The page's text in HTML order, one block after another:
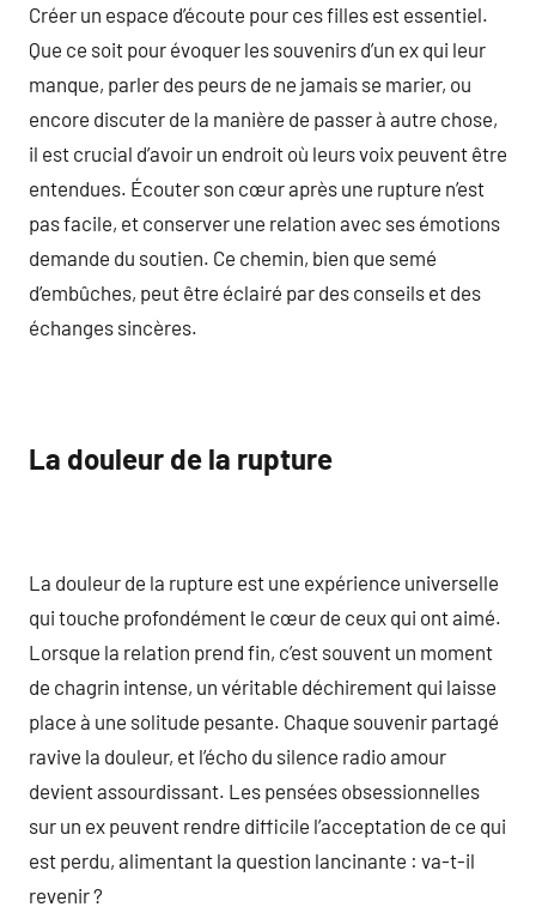
Créer un espace d’écoute pour ces filles est essentiel.
Que ce soit pour évoquer les souvenirs d’un ex qui leur
manque, parler des peurs de ne jamais se marier, ou
encore discuter de la manière de passer à autre chose,
il est crucial d’avoir un endroit où leurs voix peuvent être
entendues. Écouter son cœur après une rupture n’est
pas facile, et conserver une relation avec ses émotions
demande du soutien. Ce chemin, bien que semé
d’embûches, peut être éclairé par des conseils et des
échanges sincères.
La douleur de la rupture
La douleur de la rupture est une expérience universelle
qui touche profondément le cœur de ceux qui ont aimé.
Lorsque la relation prend fin, c’est souvent un moment
de chagrin intense, un véritable déchirement qui laisse
place à une solitude pesante. Chaque souvenir partagé
ravive la douleur, et l’écho du silence radio amour
devient assourdissant. Les pensées obsessionnelles
sur un ex peuvent rendre difficile l’acceptation de ce qui
est perdu, alimentant la question lancinante : va-t-il
revenir ?